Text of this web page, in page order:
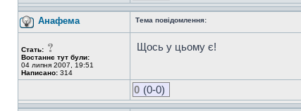
Анафема Тема повідомлення:
Стать:
Востаннє тут були:
04 липня 2007, 19:51
Написано: 314
Щось у цьому є!
0 (0-0)